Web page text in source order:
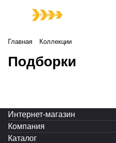
Главная Коллекции
Подборки
Масло Ravenol —
Лучшая химия для
Инструменты,
ситуации
Интернет-магазин
Компания
Каталог